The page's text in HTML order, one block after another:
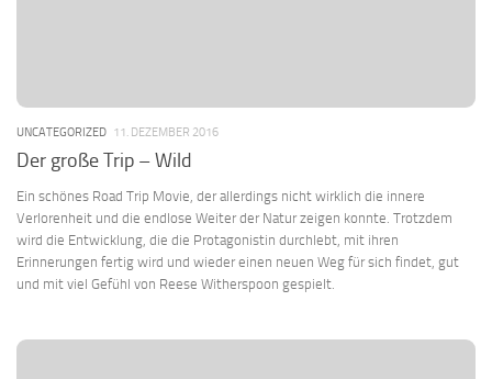
UNCATEGORIZED 11. DEZEMBER 2016
Der große Trip – Wild
Ein schönes Road Trip Movie, der allerdings nicht wirklich die innere
Verlorenheit und die endlose Weiter der Natur zeigen konnte. Trotzdem
wird die Entwicklung, die die Protagonistin durchlebt, mit ihren
Erinnerungen fertig wird und wieder einen neuen Weg für sich findet, gut
und mit viel Gefühl von Reese Witherspoon gespielt.